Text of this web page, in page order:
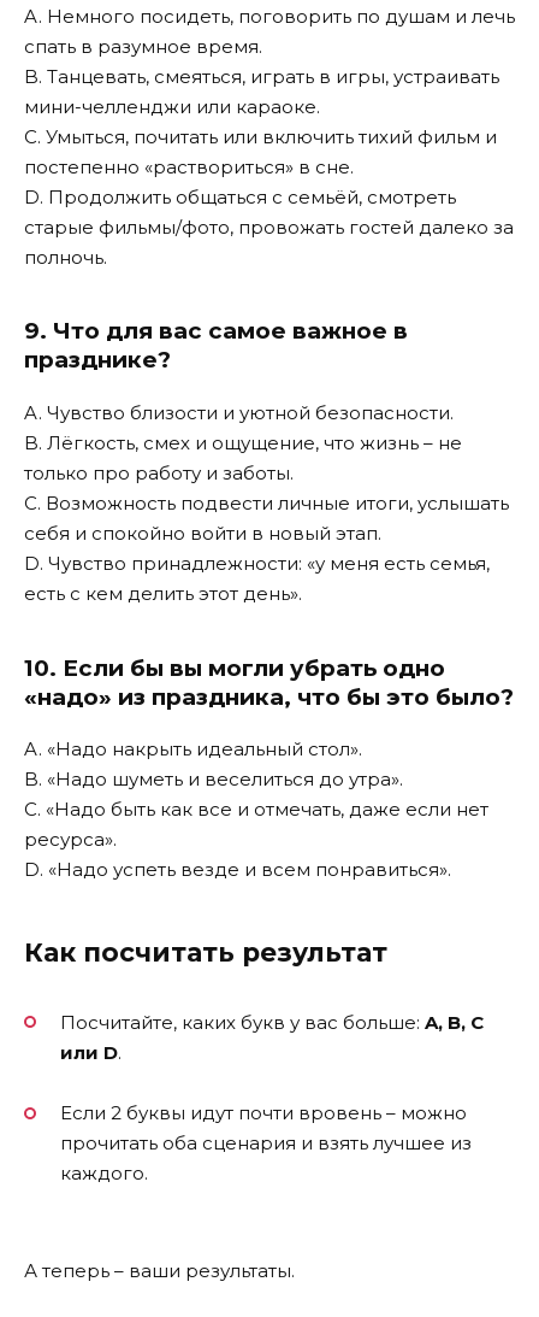
A. Немного посидеть, поговорить по душам и лечь
спать в разумное время.
B. Танцевать, смеяться, играть в игры, устраивать
мини-челленджи или караоке.
C. Умыться, почитать или включить тихий фильм и
постепенно «раствориться» в сне.
D. Продолжить общаться с семьёй, смотреть
старые фильмы/фото, провожать гостей далеко за
полночь.
9. Что для вас самое важное в
празднике?
A. Чувство близости и уютной безопасности.
B. Лёгкость, смех и ощущение, что жизнь – не
только про работу и заботы.
C. Возможность подвести личные итоги, услышать
себя и спокойно войти в новый этап.
D. Чувство принадлежности: «у меня есть семья,
есть с кем делить этот день».
10. Если бы вы могли убрать одно
«надо» из праздника, что бы это было?
A. «Надо накрыть идеальный стол».
B. «Надо шуметь и веселиться до утра».
C. «Надо быть как все и отмечать, даже если нет
ресурса».
D. «Надо успеть везде и всем понравиться».
Как посчитать результат
Посчитайте, каких букв у вас больше: A, B, C
или D.
Если 2 буквы идут почти вровень – можно
прочитать оба сценария и взять лучшее из
каждого.
А теперь – ваши результаты.